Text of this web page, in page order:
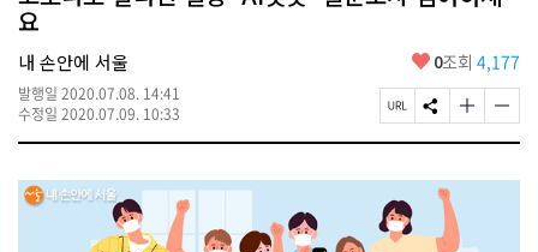
서
울
시
대
표
소
통
포
요
내 손안에 서울
발행일 2020.07.08. 14:41
수정일 2020.07.09. 10:33
좋
요
0조회 4,177
페
이
U
R
L
복
S
N
공
유
하
기
글
자
기
글
자
기